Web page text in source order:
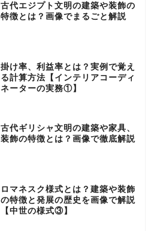
古代エジプト文明の建築や装飾の
特徴とは？画像でまるごと解説
掛け率、利益率とは？実例で覚え
る計算方法【インテリアコーディ
ネーターの実務①】
古代ギリシャ文明の建築や家具、
装飾の特徴とは？画像で徹底解説
ロマネスク様式とは？建築や装飾
の特徴と発展の歴史を画像で解説
【中世の様式③】